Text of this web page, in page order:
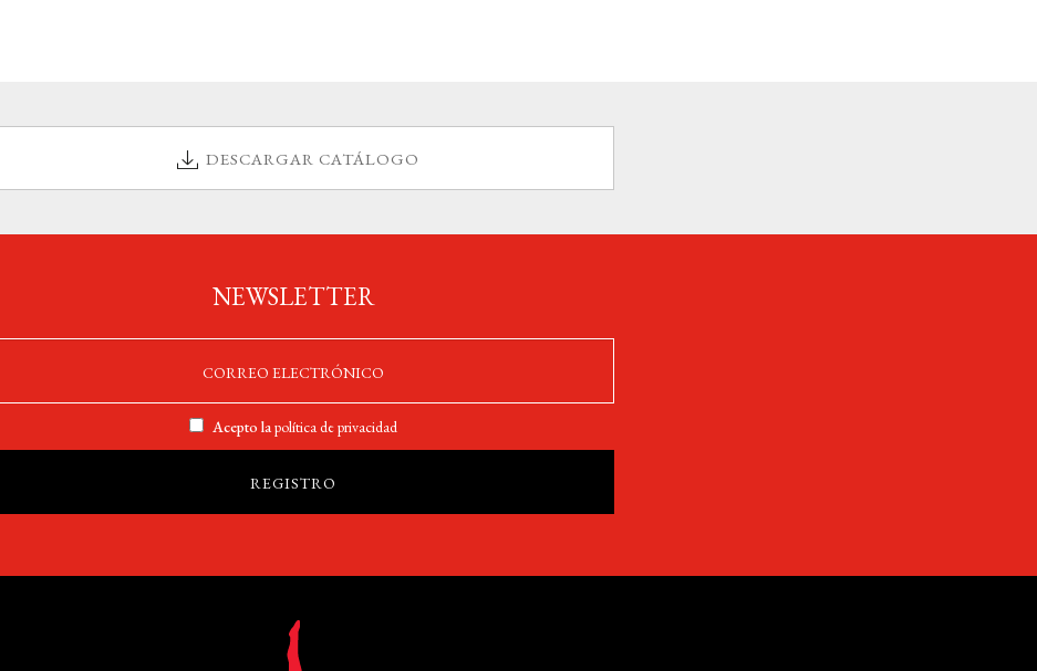
DESCARGAR CATÁLOGO
NEWSLETTER
Acepto lapolítica de privacidad